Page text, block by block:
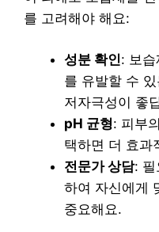
를 고려해야 해요:
성분 확인: 보
를 유발할 수
저자극성이 좋
pH 균형: 피부
택하면 더 효과
전문가 상담: 필
하여 자신에게
중요해요.